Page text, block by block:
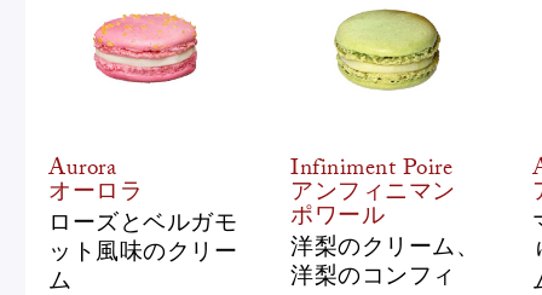
Aurora
オーロラ
ローズとベルガモ
ット風味のクリー
ム
Infiniment Poire
アンフィニマン
ポワール
洋梨のクリーム、
洋梨のコンフィ